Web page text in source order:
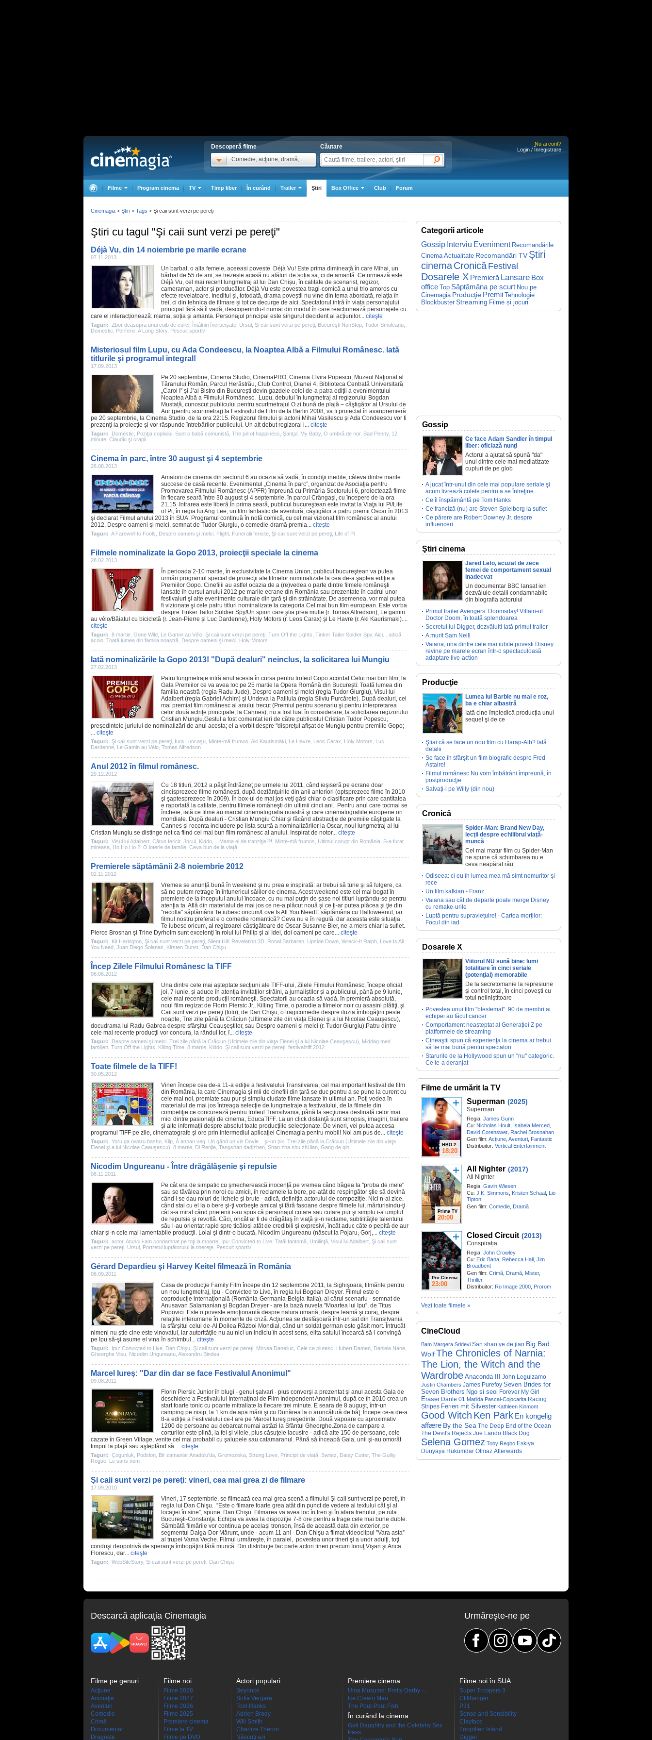
Descoperă filme
Comedie, acţiune, dramă, ...
Căutare
Nu ai cont?
Login / Înregistrare
Filme Program cinema TV Timp liber În curând Trailer Ştiri Box Office Club Forum
Ştiri cu tagul "Şi caii sunt verzi pe pereţi"
Déjà Vu, din 14 noiembrie pe marile ecrane
07.11.2013
Un barbat, o alta femeie, aceeasi poveste. Déjà Vu! Este prima dimineață în care Mihai, un
bărbat de 55 de ani, se trezește acasă nu alături de soția sa, ci de amantă. Ce urmează este
Déjà Vu, cel mai recent lungmetraj al lui Dan Chișu, în calitate de scenarist, regizor,
cameraman, actor și producător. Déjà Vu este povestea tragi-comică a unui trio amoros cu
efecte revelatoare. Ineditul și, totodată, drama poveștii nu vine din tema abordată, relația în
trei, ci din tehnica de filmare și tot ce decurge de aici. Spectatorul intră în viața personajului
principal fără să îl vadă, descoperindu-l numai din modul în care reacționează personajele cu
care el interacționează: mama, soția și amanta. Personajul principal este singurul decident al acțiunilor... citeşte
Taguri: Zbor deasupra unui cuib de curci Întâlniri încrucişate Ursul Şi caii sunt verzi pe pereţi Bucureşti NonStop Tudor Smoleanu
Domestic
Periferic A Long Story, Pescuit sportiv
Misteriosul film Lupu, cu Ada Condeescu, la Noaptea Albă a Filmului Românesc. Iată
titlurile şi programul integral!
17.09.2013
Pe 20 septembrie, Cinema Studio, CinemaPRO, Cinema Elvira Popescu, Muzeul Naţional al
Tăranului Român, Parcul Herăstrău, Club Control, Dianei 4, Biblioteca Centrală Universitară
„Carol I” și J’ai Bistro din București devin gazdele celei de-a patra ediții a evenimentului
Noaptea Albă a Filmului Românesc. Lupu, debutul în lungmetraj al regizorului Bogdan
Mustață, cunoscut publicului pentru scurtmetrajul O zi bună de plajă – câştigător al Ursului de
Aur (pentru scurtmetraj) la Festivalul de Film de la Berlin 2008, va fi proiectat în avanpremieră
pe 20 septembrie, la Cinema Studio, de la ora 22:15. Regizorul filmului și actorii Mihai Vasilescu și Ada Condeescu vor fi
prezenți la proiecție și vor răspunde întrebărilor publicului. Un alt debut regizoral i... citeşte
Taguri: Domestic Poziţia copilului Sunt o babă comunistă The pill of happiness Şanţul My Baby, O umbră de nor, Bad Penny, 12
minute Claudiu şi crapii
Cinema în parc, între 30 august şi 4 septembrie
28.08.2013
Amatorii de cinema din sectorul 6 au ocazia să vadă, în condiţii inedite, câteva dintre marile
succese de casă recente. Evenimentul „Cinema în parc”, organizat de Asociaţia pentru
Promovarea Filmului Românesc (APFR) împreună cu Primăria Sectorului 6, proiectează filme
în fiecare seară între 30 august şi 4 septembrie, în parcul Crângaşi, cu începere de la ora
21.15. Intrarea este liberă.În prima seară, publicul bucureştean este invitat la Viaţa lui Pi/Life
of Pi, în regia lui Ang Lee, un film fantastic de aventură, câştigător a patru premii Oscar în 2013
şi declarat Filmul anului 2013 în SUA. Programul continuă în notă comică, cu cel mai vizionatfilm românesc al anului
2012, Despre oameni şi melci, semnat de Tudor Giurgiu, o comedie-dramă premia... citeşte
Taguri: A Farewell to Fools Despre oameni şi melci Flight Funeralii fericite Şi caii sunt verzi pe pereţi Life of Pi
Filmele nominalizate la Gopo 2013, proiecţii speciale la cinema
28.02.2013
În perioada 2-10 martie, în exclusivitate la Cinema Union, publicul bucureştean va putea
urmări programul special de proiecţii ale filmelor nominalizate la cea de-a şaptea ediţie a
Premiilor Gopo. Cinefilii au astfel ocazia de a (re)vedea o parte dintre filmele româneşti
lansate în cursul anului 2012 pe marile ecrane din România sau prezentate în cadrul unor
festivaluri şi alte evenimente culturale din ţară şi din străinătate. De asemenea, vor mai putea
fi vizionate şi cele patru titluri nominalizate la categoria Cel mai bun film european. Este vorba
despre Tinker Tailor Soldier Spy/Un spion care ştia prea multe (r. Tomas Alfredson), Le gamin
au vélo/Băiatul cu bicicletă (r. Jean-Pierre şi Luc Dardenne), Holy Motors (r. Leos Carax) şi Le Havre (r. Aki Kaurismaki)....
citeşte
Taguri: 8 martie Gone Wild Le Gamin au Vélo Şi caii sunt verzi pe pereţi Turn Off the Lights Tinker Tailor Soldier Spy, Aici... adică
acolo Toată lumea din familia noastră Despre oameni şi melci Holy Motors
Iată nominalizările la Gopo 2013! "După dealuri" neinclus, la solicitarea lui Mungiu
27.02.2013
Patru lungmetraje intră anul acesta în cursa pentru trofeul Gopo acordat Celui mai bun film, la
Gala Premiilor ce va avea loc pe 25 martie la Opera Română din Bucureşti: Toată lumea din
familia noastră (regia Radu Jude), Despre oameni şi melci (regia Tudor Giurgiu), Visul lui
Adalbert(regia Gabriel Achim) şi Undeva la Palilula (regia Silviu Purcărete). După dealuri, cel
mai premiatfilm românesc al anului trecut (Premiul pentru scenariu şi pentru interpretarea
celor două actriţe principale, la Cannes), nu a fost luat în considerare, la solicitarea regizorului
Cristian Mungiu.Gestul a fost comentat ieri de către publicistul Cristian Tudor Popescu,
preşedintele juriului de nominalizări de anul acesta; el a vorbit despre "dispreţul afişat de Mungiu pentru premiile Gopo;
... citeşte
Taguri: Şi caii sunt verzi pe pereţi Iura Luncaşu Minte-mă frumos Aki Kaurismäki Le Havre Leos Carax Holy Motors
Luc
Dardenne Le Gamin au Vélo Tomas Alfredson
Anul 2012 în filmul românesc.
29.12.2012
Cu 18 titluri, 2012 a păşit îndrăzneţ pe urmele lui 2011, când ieşiseră pe ecrane doar
cincisprezece filme româneşti, după dezlănţuirile din anii anteriori (optsprezece filme în 2010
şi şaptesprezece în 2009). În box-ul de mai jos veţi găsi chiar o clasificare prin care cantitatea
e raportată la calitate, pentru filmele româneşti din ultimii cinci ani. Pentru anul care tocmai se
încheie, iată ce filme au marcat cinematografia noastră şi care cinematografiile europene ori
mondiale. După dealuri - Cristian Mungiu Chiar şi făcând abstracţie de premiile câştigate la
Cannes şi recenta includere pe lista scurtă a nominalizărilor la Oscar, noul lungmetraj al lui
Cristian Mungiu se distinge net ca fiind cel mai bun film românesc al anului. Inspirat de notor... citeşte
Taguri: Visul lui Adalbert Cătun fericit Jocul Kiddo ...Mama ei de tranziţie!?! Minte-mă frumos Ultimul corupt din România S-a furat
mireasa Ho Ho Ho 2: O loterie de familie Ceva bun de la viaţă
Premierele săptămânii 2-8 noiembrie 2012
02.11.2012
Vremea se anunţă bună în weekend şi nu prea e inspirată: ar trebui să tune şi să fulgere, ca
să ne putem retrage în întunericul sălilor de cinema. Acest weekend este cel mai bogat în
premiere de la începutul anului încoace, cu nu mai puţin de şase noi titluri luptându-se pentru
atenţia ta. Află din materialul de mai jos ce ne-a plăcut nouă şi ce ţi-ar putea plăcea şi ţie din
"recolta" săptămânii.Te iubesc oricum/Love Is All You Need E săptămâna cu Halloweenul, iar
filmul nostru preferat e o comedie romantică? Ceva nu e în regulă, dar aceasta este situaţia.
Te iubesc oricum, al regizoarei câştigătoare de Oscar Susanne Bier, ne-a mers chiar la suflet.
Pierce Brosnan şi Trine Dyrholm sunt excelenţi în rolul lui Philip şi al Idei, doi oameni pe care... citeşte
Taguri: Kit Harington Şi caii sunt verzi pe pereţi Silent Hill: Revelation 3D Ronal Barbaren Upside Down Wreck-It Ralph Love Is All
You Need Juan Diego Solanas Kirsten Dunst Dan Chişu
Încep Zilele Filmului Românesc la TIFF
06.06.2012
Una dintre cele mai aşteptate secţiuni ale TIFF-ului, Zilele Filmului Românesc, începe oficial
joi, 7 iunie, şi aduce în atenţia invitaţilor străini, a jurnaliştilor şi a publicului, până pe 9 iunie,
cele mai recente producţii româneşti. Spectatorii au ocazia să vadă, în premieră absolută,
noul film regizat de Florin Piersic Jr., Killing Time, o parodie a filmelor noir cu asasini plătiţi, şi
Caii sunt verzi pe pereţi (foto), de Dan Chişu, o tragicomedie despre iluzia îmbogăţirii peste
noapte, Trei zile până la Crăciun (Ultimele zile din viaţa Elenei şi a lui Nicolae Ceauşescu),
docudrama lui Radu Gabrea despre sfârşitul Ceauşeştilor, sau Despre oameni şi melci (r. Tudor Giurgiu).Patru dintre
cele mai recente producţii vor concura, la rândul lor, î... citeşte
Taguri: Despre oameni şi melci Trei zile până la Crăciun (Ultimele zile din viaţa Elenei şi a lui Nicolae Ceauşescu)
Middag med
familjen Turn Off the Lights Killing Time 8 martie Kiddo Şi caii sunt verzi pe pereţi festival:tiff 2012
Toate filmele de la TIFF!
30.05.2012
Vineri începe cea de-a 11-a ediţie a festivalului Transilvania, cel mai important festival de film
din România, la care Cinemagia şi mii de cinefili din ţară se duc pentru a se pune la curent cu
cele mai noi, premiate sau pur şi simplu ciudate filme lansate în ultimul an. Poţi vedea în
materialul de mai jos întreaga selecţie de lungmetraje a festivalului, de la filmele din
competiţie ce concurează pentru trofeul Transilvania, până la secţiunea destinată celor mai
mici dintre pasionaţii de cinema, EducaTIFF. La un click distanţă sunt sinopsis, imagini, trailere
şi alte informaţii despre absolut toate producţiile selecţionate. De vineri, vei putea accesa
programul TIFF pe zile, cinematografe şi ore prin intermediul aplicaţiei Cinemagia pentru mobil! Noi am pus de... citeşte
Taguri: Yoru ga owaru basho Klip Á annan veg Un gând un vis Doyle... şi-un pix Trei zile până la Crăciun (Ultimele zile din viaţa
Elenei şi a lui Nicolae Ceauşescu) 8 martie Di Renjie Tangshan dadizhen Shan zha shu zhi lian Gang de qin
Nicodim Ungureanu - Între drăgălăşenie şi repulsie
08.11.2011
Pe cât era de simpatic cu şmecherească inocenţă pe vremea când trăgea la "proba de inele"
sau se tăvălea prin noroi cu amicii, în reclamele la bere, pe-atât de respingător ştie să devină
când i se dau roluri de lichele şi brute - adică, definiţia actorului de compoziţie. Nici n-ai zice,
când stai cu el la o bere şi-ţi vorbeşte amical şi fără fasoane despre filmele lui, mărturisindu-ţi
cât s-a mirat când prietenii i-au spus că personajul cutare sau cutare pur şi simplu i-a umplut
de repulsie şi revoltă. Căci, oricât ar fi de drăgălaş în viaţă şi-n reclame, subtilităţile talentului
său l-au orientat rapid spre ticăloşi atât de credibili şi expresivi, încât aduc câte o pepită de aur
chiar şi-n cele mai lamentabile producţii. Loial şi dintr-o bucată, Nicodim Ungureanu (născut la Pojaru, Gorj,... citeşte
Taguri: actor, Atunci i-am condamnat pe toţi la moarte Ipu: Convicted to Live Tatăl fantomă Umilinţă Visul lui Adalbert Şi caii sunt
verzi pe pereţi Ursul Portretul luptătorului la tinereţe Pescuit sportiv
Gérard Depardieu şi Harvey Keitel filmează în România
08.09.2011
Casa de producţie Family Film începe din 12 septembrie 2011, la Sighişoara, filmările pentru
un nou lungmetraj, Ipu - Convicted to Live, în regia lui Bogdan Dreyer. Filmul este o
coproducţie internaţională (România-Germania-Belgia-Italia), al cărui scenariu - semnat de
Anusavan Salamanian şi Bogdan Dreyer - are la bază nuvela "Moartea lui Ipu”, de Titus
Popovici. Este o poveste emoţionantă despre natura umană, despre teamă şi curaj, despre
relaţiile interumane în momente de criză. Acţiunea se desfăşoară într-un sat din Transilvania
la sfârşitul celui de-Al Doilea Război Mondial, când un soldat german este găsit mort. Întrucât
nimeni nu ştie cine este vinovatul, iar autorităţile nu au nici un indiciu în acest sens, elita satului încearcă să-l convingă
pe Ipu să-şi asume el vina în schimbul... citeşte
Taguri: Ipu: Convicted to Live Dan Chişu Şi caii sunt verzi pe pereţi Mircea Daneliuc Cele ce plutesc Hubert Damen Daniela Nane
Gheorghe Visu Nicodim Ungureanu Alexandru Bindea
Marcel Iureş: "Dar din dar se face Festivalul Anonimul "
09.08.2011
Florin Piersic Junior în blugi - genul şalvari - plus converşi a prezentat şi anul acesta Gala de
deschidere a Festivalului Internaţinal de Film Independent Anonimul, după ce în 2010 crea un
start foarte tonic cu poante mitraliate la fiecare trei minute. E seara de 8 august, într-un
camping pe nisip, la 1 km de apa mării şi cu Dunărea la o aruncătură de băţ. Începe ce-a de-a
8-a ediţie a Festivalului ce-l are pe Marcel Iureş preşedinte. Două vapoare cu aproximativ
1200 de persoane au debarcat numai astăzi la Sfântul Gheorghe.Zona de campare a
corturilor este plină, la fel şi vilele, plus căsuţele lacustre - adică alte 150 de persoane, cele
cazate în Green Village, venite cel mai probabil cu şalupele sau catamaranul. Până să înceapă Gala, unii şi-au omorât
timpul la plajă sau aşteptând să ... citeşte
Taguri: Çogunluk Podslon Bir zamanlar Anadolu'da Gromozeka Strung Love Principii de viaţă Switez Daisy Cutter, The Guilty
Rogue Le sans nom
Şi caii sunt verzi pe pereţi: vineri, cea mai grea zi de filmare
17.09.2010
Vineri, 17 septembrie, se filmează cea mai grea scenă a filmului Şi caii sunt verzi pe pereţi, în
regia lui Dan Chişu. ”Este o filmare foarte grea atât din punct de vedere al textului cât şi al
locaţiei în sine”, spune
Dan Chişu. Filmarea va avea loc în tren şi în afara trenului, pe ruta
Bucureşti-Constanţa. Echipa va avea la dispoziţie 7-8 ore pentru a trage cele mai bune duble.
Sâmbătă filmările vor continua pe acelaşi tronson, însă de această data din exterior, pe
segmentul Dalga-Dor Mărunt, unde - acum 11 ani - Dan Chişu a filmat videoclipul ”Vara asta”
al trupei Vama Veche. Filmul urmăreşte, în paralel, povestea unor tineri şi a unor adulţi, toţi
conduşi deopotrivă de speranţa îmbogăţirii fără muncă. Din distribuţie fac parte actori tineri precum Ionuţ Vişan şi Anca
Florescu, dar... citeşte
Taguri: WebSiteStory, Şi caii sunt verzi pe pereţi Dan Chişu
Categorii articole
Gossip Interviu Eveniment Recomandările
Cinema Actualitate Recomandări TV Ştiri
cinemaCronicăFestival
Dosarele X Premieră Lansare Box
office Top Săptămâna pe scurt Nou pe
Cinemagia Producţie Premii Tehnologie
Blockbuster Streaming Filme și jocuri
Gossip
Ce face Adam Sandler în timpul
liber: oficiază nunţi
Actorul a ajutat să spună "da"
unul dintre cele mai mediatizate
cupluri de pe glob
A jucat într-unul din cele mai populare seriale şi
acum livrează colete pentru a se întreţine
Ce îl înspăimântă pe Tom Hanks
Ce franciză (nu) are Steven Spielberg la suflet
Ce părere are Robert Downey Jr. despre
influenceri
Ştiri cinema
Jared Leto, acuzat de zece
femei de comportament sexual
inadecvat
Un documentar BBC lansat ieri
dezvăluie detalii condamnabile
din biografia actorului
Primul trailer Avengers: Doomsday! Villain-ul
Doctor Doom, în toată splendoarea
Secretul lui Digger, dezvăluit! Iată primul trailer
A murit Sam Neill
Vaiana, una dintre cele mai iubite povești Disney
revine pe marele ecran într-o spectaculoasă
adaptare live-action
Producţie
Lumea lui Barbie nu mai e roz,
ba e chiar albastră
Iată cine împiedică producţia unui
sequel şi de ce
Ştiai că se face un nou film cu Harap-Alb? Iată
detalii
Se face în sfârşit un film biografic despre Fred
Astaire!
Filmul românesc Nu vom îmbătrâni împreună, în
postproducţie
Salvaţi-l pe Willy (din nou)
Cronică
Spider-Man: Brand New Day,
lecţii despre echilibrul viaţă-
muncă
Cel mai matur film cu Spider-Man
ne spune că schimbarea nu e
ceva neapărat rău
Odiseea: ci eu în lumea mea mă simt nemuritor şi
rece
Un film kafkian - Franz
Vaiana sau cât de departe poate merge Disney
cu remake-urile
Luptă pentru supraviețuire! - Cartea morților:
Focul din iad
Dosarele X
Viitorul NU sună bine: lumi
totalitare în cinci seriale
(potenţial) memorabile
De la secretomanie la represiune
şi control total, în cinci poveşti cu
totul neliniştitoare
Povestea unui film "blestemat": 90 de membri ai
echipei au făcut cancer
Comportament neaşteptat al Generaţiei Z pe
platformele de streaming
Cineaştii spun că experienţa la cinema ar trebui
să fie mai bună pentru spectatori
Starurile de la Hollywood spun un "nu" categoric.
Ce le-a deranjat
Filme de urmărit la TV
HBO 2
18:20
Superman (2025)
Superman
Regia: James Gunn
Cu: Nicholas Hoult Isabela Merced
David Corenswet, Rachel Brosnahan
Gen film: Acţiune Aventuri Fantastic
Distribuitor: Vertical Entertainment
Prima TV
20:00
All Nighter (2017)
All Nighter
Regia: Gavin Wiesen
Cu: J.K. Simmons Kristen Schaal Lio
Tipton
Gen film: Comedie Dramă
Pro Cinema
23:00
Closed Circuit (2013)
Conspirația
Regia: John Crowley
Cu: Eric Bana Rebecca Hall Jim
Broadbent
Gen film: Crimă Dramă Mister,
Thriller
Distribuitor: Ro Image 2000 Prorom
Vezi toate filmele »
CineCloud
Bam Margera Sridevi San shao ye de jian Big Bad
Wolf The Chronicles of Narnia:
The Lion, the Witch and the
Wardrobe Anaconda III John Leguizamo
Justin Chambers James Purefoy Seven Brides for
Seven Brothers Ngo si seoi Forever My Girl
Eraser Dante 01 Matilda Pascal-Cojocarita Racing
Stripes Ferien mit Silvester Kathleen Kinmont
Good Witch Ken Park En kongelig
affære By the Sea The Deep End of the Ocean
The Devil's Rejects Joe Lando Black Dog
Selena Gomez Toby Regbo Eskiya
Dünyaya Hükümdar Olmaz Afterwards
Cinemagia > Ştiri > Tags > Şi caii sunt verzi pe pereţi
Descarcă aplicaţia Cinemagia Urmăreşte-ne pe
Filme pe genuri
Acţiune
Animaţie
Aventuri
Comedie
Crimă
Documentar
Dragoste
Filme noi
Filme 2028
Filme 2027
Filme 2026
Filme 2025
Premiere cinema
Filme la TV
Filme pe DVD
Actori populari
Beyoncé
Sofía Vergara
Tom Hanks
Adrien Brody
Will Smith
Charlize Theron
Născuţi azi
Premiere cinema
Uma Musume: Pretty Derby -...
Ice Cream Man
The Pout-Pout Fish
În curând la cinema
Gail Daughtry and the Celebrity Sex
Pass
Filme noi în SUA
Super Troopers 3
Cliffhanger
P31
Sense and Sensibility
Clayface
Forgotten Island
Digger